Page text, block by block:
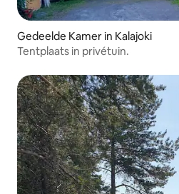
Gedeelde Kamer in Kalajoki
Tentplaats in privétuin.